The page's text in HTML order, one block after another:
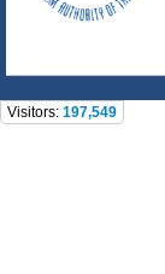
Visitors: 197,549